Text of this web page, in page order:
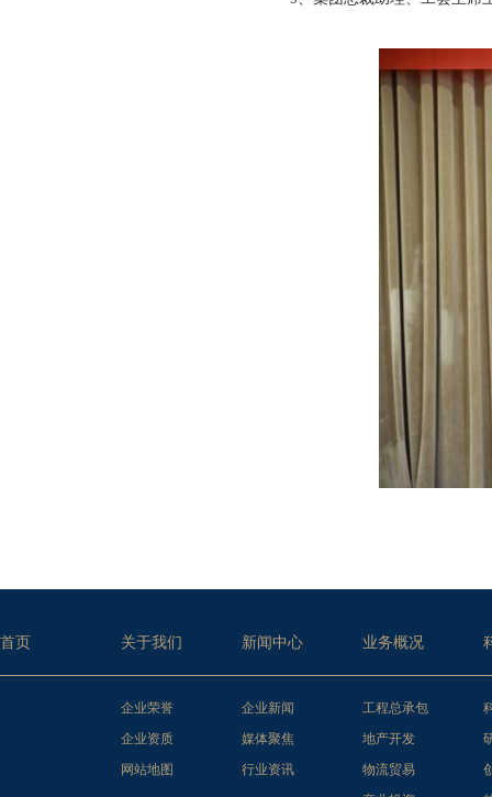
首页 关于我们 新闻中心 业务概况
企业荣誉
企业资质
网站地图
企业新闻
媒体聚焦
行业资讯
工程总承包
地产开发
物流贸易